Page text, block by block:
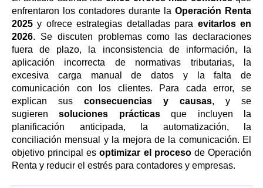
enfrentaron los contadores durante la Operación Renta
2025 y ofrece estrategias detalladas para evitarlos en
2026. Se discuten problemas como las declaraciones
fuera de plazo, la inconsistencia de información, la
aplicación incorrecta de normativas tributarias, la
excesiva carga manual de datos y la falta de
comunicación con los clientes. Para cada error, se
explican sus consecuencias y causas, y se
sugierensoluciones prácticasque incluyen la
planificación anticipada, la automatización, la
conciliación mensual y la mejora de la comunicación. El
objetivo principal esoptimizar el procesode Operación
Renta y reducir el estrés para contadores y empresas.